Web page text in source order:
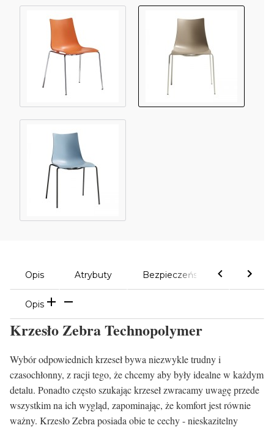
Opis Atrybuty Bezpieczeństwo
Opis
Krzesło Zebra Technopolymer
Wybór odpowiednich krzeseł bywa niezwykle trudny i
czasochłonny, z racji tego, że chcemy aby były idealne w każdym
detalu. Ponadto często szukając krzeseł zwracamy uwagę przede
wszystkim na ich wygląd, zapominając, że komfort jest równie
ważny. Krzesło Zebra posiada obie te cechy - nieskazitelny